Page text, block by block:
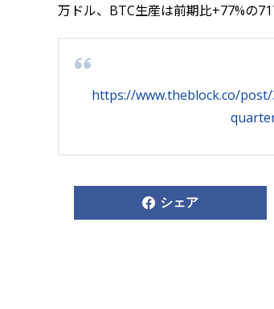
万ドル、BTC生産は前期比+77%の
https://www.theblock.co/
シェア